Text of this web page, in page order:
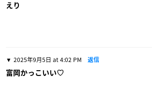
えり
2025年9月5日 at 4:02 PM 返信
富岡かっこいい♡